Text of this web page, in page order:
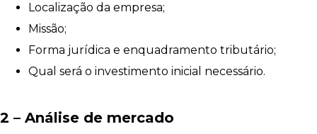
Localização da empresa;
Missão;
Forma jurídica e enquadramento tributário;
Qual será o investimento inicial necessário.
2 – Análise de mercado